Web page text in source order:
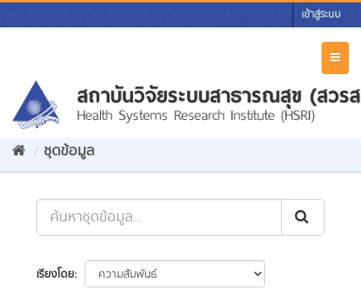
Skip
to
เข้าสู่ระบบ
ชุดข้อมูล
เรียงโดย